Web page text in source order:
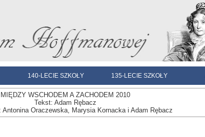
140-LECIE SZKOŁY 135-LECIE SZKOŁY
MIĘDZY WSCHODEM A ZACHODEM 2010
Tekst: Adam Rębacz
Oraczewska, Marysia Kornacka i Adam Rębacz